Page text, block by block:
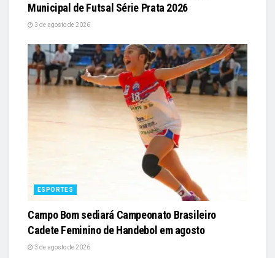
Municipal de Futsal Série Prata 2026
3 de agosto de 2026
ESPORTES
Campo Bom sediará Campeonato Brasileiro
Cadete Feminino de Handebol em agosto
3 de agosto de 2026